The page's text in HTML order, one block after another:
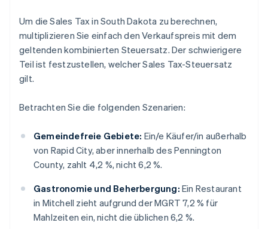
Um die Sales Tax in South Dakota zu berechnen,
multiplizieren Sie einfach den Verkaufspreis mit dem
geltenden kombinierten Steuersatz. Der schwierigere
Teil ist festzustellen, welcher Sales Tax-Steuersatz
gilt.
Betrachten Sie die folgenden Szenarien:
Gemeindefreie Gebiete: Ein/e Käufer/in außerhalb
von Rapid City, aber innerhalb des Pennington
County, zahlt 4,2 %, nicht 6,2 %.
Gastronomie und Beherbergung: Ein Restaurant
in Mitchell zieht aufgrund der MGRT 7,2 % für
Mahlzeiten ein, nicht die üblichen 6,2 %.